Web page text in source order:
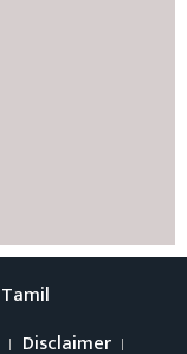
Tamil
Disclaimer